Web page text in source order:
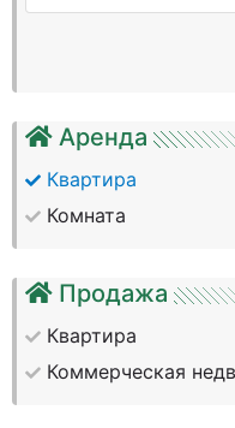
Аренда
Квартира
Комната
Продажа
Квартира
Коммерческая